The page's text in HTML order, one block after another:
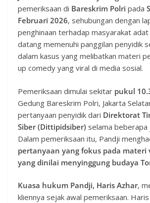
pemeriksaan di Bareskrim Polri pada
Februari 2026, sehubungan dengan
penghinaan terhadap masyarakat
datang memenuhi panggilan penyidik
dalam kasus yang melibatkan materi
up comedy yang viral di media sosial.
Pemeriksaan dimulai sekitar pukul
Gedung Bareskrim Polri, Jakarta
pertanyaan penyidik dari Direktorat
Siber (Dittipidsiber) selama beberapa
Dalam pemeriksaan itu, Pandji
pertanyaan yang fokus pada materi
yang dinilai menyinggung budaya
Kuasa hukum Pandji, Haris Azhar,
kliennya sejak awal pemeriksaan.